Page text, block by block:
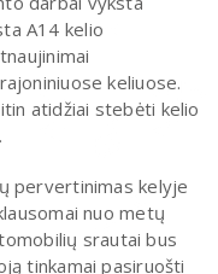
A14 kelio
keliuose.
atidžiai stebėti kelio
pervertinimas kelyje
nuo metų
srautai bus
tinkamai pasiruošti